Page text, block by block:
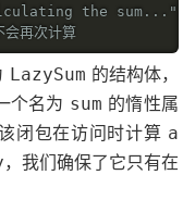
the sum..."，
再次计算
LazySum 的结构体，
个名为 sum 的惰性属
闭包在访问时计算 a
，我们确保了它只有在